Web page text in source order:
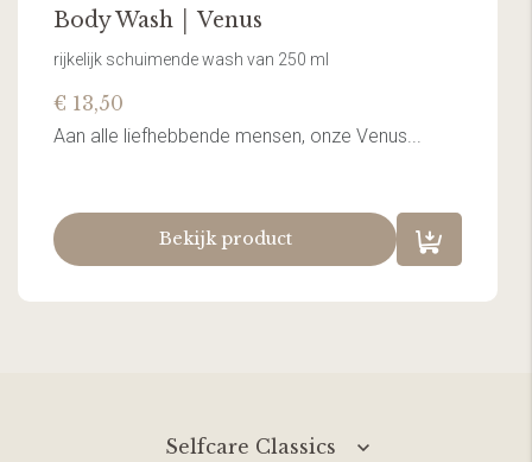
Body Wash │ Venus
rijkelijk schuimende wash van 250 ml
€ 13,50
Aan alle liefhebbende mensen, onze Venus...
Bekijk product
Selfcare Classics